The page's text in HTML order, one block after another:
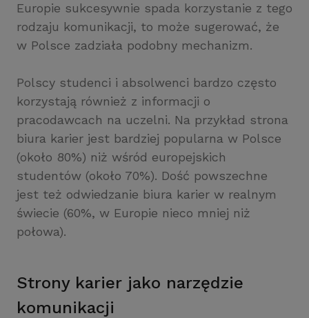
Europie sukcesywnie spada korzystanie z tego
rodzaju komunikacji, to może sugerować, że
w Polsce zadziała podobny mechanizm.
Polscy studenci i absolwenci bardzo często
korzystają również z informacji o
pracodawcach na uczelni. Na przykład strona
biura karier jest bardziej popularna w Polsce
(około 80%) niż wśród europejskich
studentów (około 70%). Dość powszechne
jest też odwiedzanie biura karier w realnym
świecie (60%, w Europie nieco mniej niż
połowa).
Strony karier jako narzędzie
komunikacji